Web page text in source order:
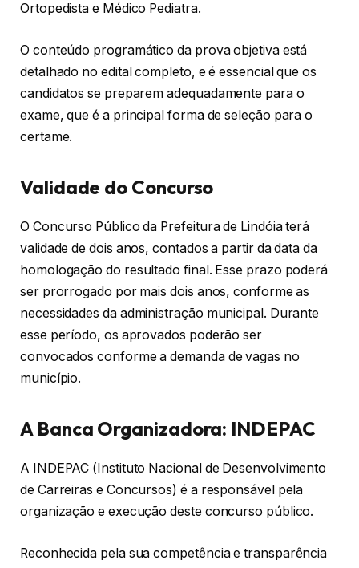
Ortopedista e Médico Pediatra.
O conteúdo programático da prova objetiva está
detalhado no edital completo, e é essencial que os
candidatos se preparem adequadamente para o
exame, que é a principal forma de seleção para o
certame.
Validade do Concurso
O Concurso Público da Prefeitura de Lindóia terá
validade de dois anos, contados a partir da data da
homologação do resultado final. Esse prazo poderá
ser prorrogado por mais dois anos, conforme as
necessidades da administração municipal. Durante
esse período, os aprovados poderão ser
convocados conforme a demanda de vagas no
município.
A Banca Organizadora: INDEPAC
A INDEPAC (Instituto Nacional de Desenvolvimento
de Carreiras e Concursos) é a responsável pela
organização e execução deste concurso público.
Reconhecida pela sua competência e transparência